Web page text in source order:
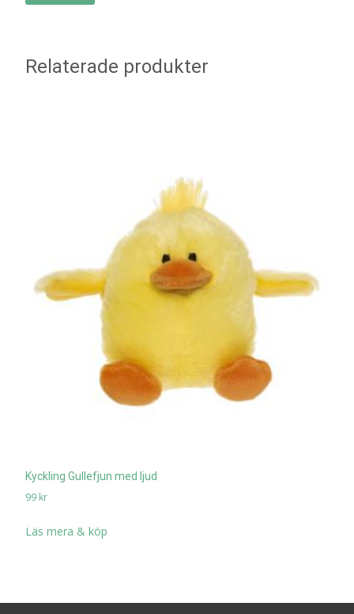
Relaterade produkter
Kyckling Gullefjun med ljud
99 kr
Läs mera & köp